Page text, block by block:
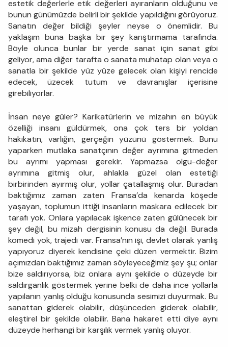
estetik değerlerle etik değerleri ayıranların olduğunu ve
bunun günümüzde belirli bir şekilde yapıldığını görüyoruz.
Sanatın değer bildiği şeyler neyse o önemlidir. Bu
yaklaşım buna başka bir şey karıştırmama tarafında.
Böyle olunca bunlar bir yerde sanat için sanat gibi
geliyor, ama diğer tarafta o sanata muhatap olan veya o
sanatla bir şekilde yüz yüze gelecek olan kişiyi rencide
edecek, üzecek tutum ve davranışlar içerisine
girebiliyorlar.
İnsan neye güler? Karikatürlerin ve mizahın en büyük
özelliği insanı güldürmek, ona çok ters bir yoldan
hakikatin, varlığın, gerçeğin yüzünü göstermek. Bunu
yaparken mutlaka sanatçının değer ayrımına gitmeden
bu ayrımı yapması gerekir. Yapmazsa olgu-değer
ayrımına gitmiş olur, ahlakla güzel olan estetiği
birbirinden ayırmış olur, yollar çatallaşmış olur. Buradan
baktığımız zaman zaten Fransa’da kenarda köşede
yaşayan, toplumun ittiği insanların maskara edilecek bir
tarafı yok. Onlara yapılacak işkence zaten gülünecek bir
şey değil, bu mizah dergisinin konusu da değil. Burada
komedi yok, trajedi var. Fransa’nın işi, devlet olarak yanlış
yapıyoruz diyerek kendisine çeki düzen vermektir. Bizim
açımızdan baktığımız zaman söyleyeceğimiz şey şu; onlar
bize saldırıyorsa, biz onlara aynı şekilde o düzeyde bir
saldırganlık göstermek yerine belki de daha ince yollarla
yapılanın yanlış olduğu konusunda sesimizi duyurmak. Bu
sanattan giderek olabilir, düşünceden giderek olabilir,
eleştirel bir şekilde olabilir. Bana hakaret etti diye aynı
düzeyde herhangi bir karşılık vermek yanlış oluyor.